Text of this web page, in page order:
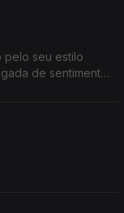
pelo seu estilo
de sentimento,